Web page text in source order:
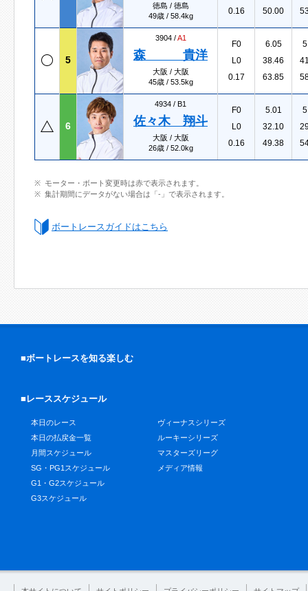
徳島 / 徳島
49歳 / 58.4kg
0.16
50.00
5
3904 /A1
森 貴洋
大阪 / 大阪
45歳 / 53.5kg
F0
L0
0.17
6.05
38.46
63.85
6
4934 / B1
佐々木 翔斗
大阪 / 大阪
26歳 / 52.0kg
F0
L0
0.16
5.01
32.10
49.38
モーター・ボート変更時は赤で表示されます。
集計期間にデータがない場合は「-」で表示されます。
ボートレースガイドはこちら
■ボートレースを知る楽しむ
■レーススケジュール
本日のレース
本日の払戻金一覧
月間スケジュール
SG・PG1スケジュール
G1・G2スケジュール
G3スケジュール
ヴィーナスシリーズ
ルーキーシリーズ
マスターズリーグ
メディア情報